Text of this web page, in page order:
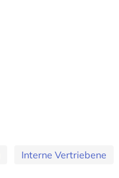
Interne Vertriebene